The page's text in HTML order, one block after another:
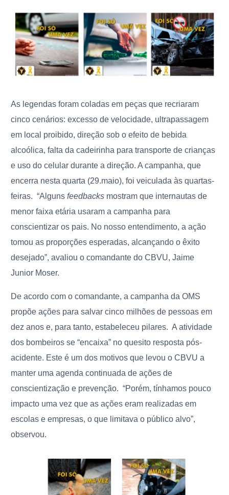
As legendas foram coladas em peças que recriaram
cinco cenários: excesso de velocidade, ultrapassagem
em local proibido, direção sob o efeito de bebida
alcoólica, falta da cadeirinha para transporte de crianças
e uso do celular durante a direção. A campanha, que
encerra nesta quarta (29.maio), foi veiculada às quartas-
feiras. “Algunsfeedbacks mostram que internautas de
menor faixa etária usaram a campanha para
conscientizar os pais. No nosso entendimento, a ação
tomou as proporções esperadas, alcançando o êxito
desejado”, avaliou o comandante do CBVU, Jaime
Junior Moser.
De acordo com o comandante, a campanha da OMS
propõe ações para salvar cinco milhões de pessoas em
dez anos e, para tanto, estabeleceu pilares. A atividade
dos bombeiros se “encaixa” no quesito resposta pós-
acidente. Este é um dos motivos que levou o CBVU a
manter uma agenda continuada de ações de
conscientização e prevenção. “Porém, tínhamos pouco
impacto uma vez que as ações eram realizadas em
escolas e empresas, o que limitava o público alvo”,
observou.